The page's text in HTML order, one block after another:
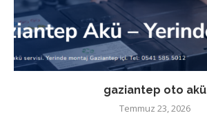
gaziantep oto akü
Temmuz 23, 2026